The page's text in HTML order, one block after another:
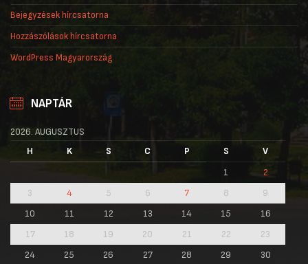
Bejegyzések hírcsatorna
Hozzászólások hírcsatorna
WordPress Magyarország
NAPTÁR
2026. AUGUSZTUS
H
K S C P S
V
1
2
3
4 5 6 7 8
9
10
11 12 13 14 15
16
17
18 19 20 21 22
23
24
25 26 27 28 29 30